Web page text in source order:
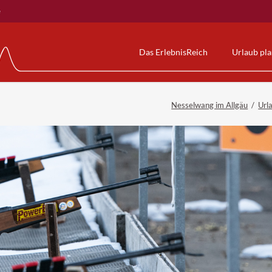
Das ErlebnisReich
Alpspitzbahn
AlpspitzKICK
AlpspitzSPLASH
Erlebnis am Berg
Preise & Öffnungszeiten
Unsere Videos
Alpspitz-
Kurse &
Preise &
Urlaub
Gästekarte
Allgäumobil
Nesselwanger Gästebus
BergBus
Wissenswertes zum Kurbeitrag & Co
Reiserücktrittskostenversicherung
Nesselwang im Allgäu